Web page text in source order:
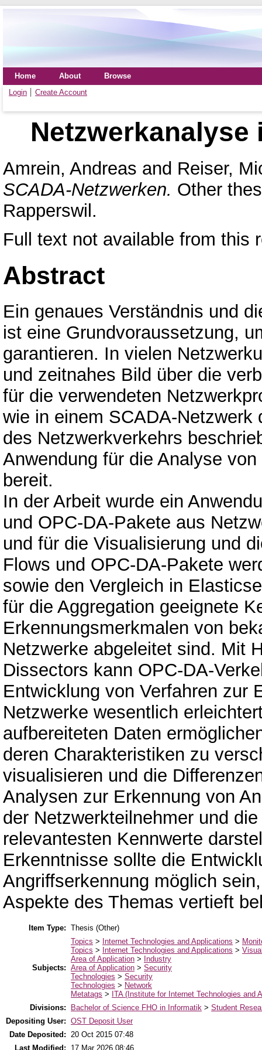
Home About
Browse
Login
Create Account
Netzwerkanalyse
Amrein, Andreas and Reiser,
SCADA-Netzwerken. Other
Rapperswil.
Full text not available from this
Abstract
Ein genaues Verständnis und
ist eine Grundvoraussetzung,
garantieren. In vielen
und zeitnahes Bild über die
für die verwendeten
wie in einem SCADA-
des Netzwerkverkehrs
Anwendung für die Analyse
bereit.
In der Arbeit wurde ein
und OPC-DA-Pakete aus
und für die Visualisierung und
Flows und OPC-DA-Pakete
sowie den Vergleich in
für die Aggregation geeignete
Erkennungsmerkmalen von
Netzwerke abgeleitet sind. Mit
Dissectors kann OPC-DA-
Entwicklung von Verfahren zur
Netzwerke wesentlich
aufbereiteten Daten
deren Charakteristiken zu
visualisieren und die
Analysen zur Erkennung von
der Netzwerkteilnehmer und
relevantesten Kennwerte
Erkenntnisse sollte die
Angriffserkennung möglich
Aspekte des Themas vertieft
Item Type: Thesis (Other)
Subjects:
Topics > Internet Technologies and Applications >
Topics > Internet Technologies and Applications >
Area of Application > Industry
Area of Application > Security
Technologies > Security
Technologies > Network
Metatags > ITA (Institute for Internet Technologies and
Divisions:
Bachelor of Science FHO in Informatik > Student
Depositing User: OST Deposit User
Date Deposited:
20 Oct 2015 07:48
Last Modified:
17 Mar 2026 08:46